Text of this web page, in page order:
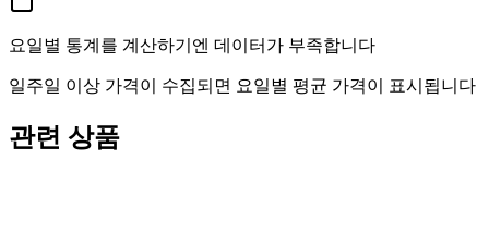
요일별 통계를 계산하기엔 데이터가 부족합니다
일주일 이상 가격이 수집되면 요일별 평균 가격이 표시됩니다
관련 상품